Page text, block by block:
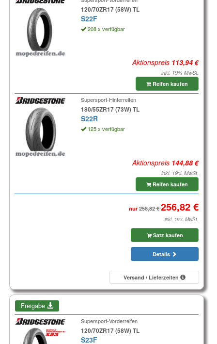
120/70ZR17 (58W) TL
S22F
208 x verfügbar
Aktionspreis
inkl. 19% MwSt.
Reifen kaufen
Supersport-Hinterreifen
180/55ZR17 (73W) TL
S22R
125 x verfügbar
Aktionspreis
inkl. 19% MwSt.
Reifen kaufen
nur
inkl. 19% MwSt.
Satz kaufen
Details
Versand / Lieferzeiten
Freigabe
Supersport-Vorderreifen
120/70ZR17 (58W) TL
S23F